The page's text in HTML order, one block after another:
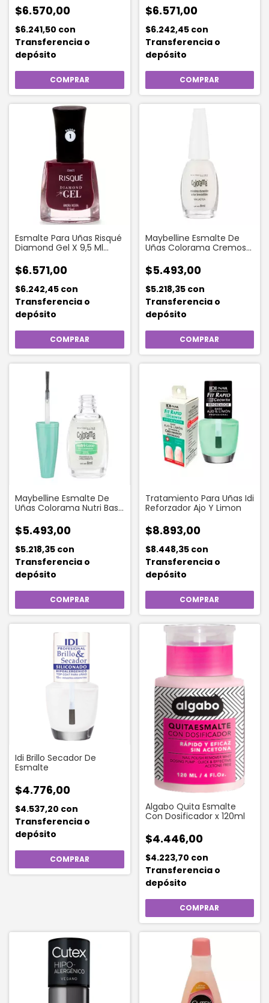
$6.570,00
$6.241,50 con
Transferencia o
depósito
$6.571,00
$6.242,45 con
Transferencia o
depósito
Esmalte Para Uñas Risqué
Diamond Gel X 9,5 Ml
$6.571,00
$6.242,45 con
Transferencia o
depósito
Maybelline Esmalte De
Uñas Colorama Cremoso
$5.493,00
$5.218,35 con
Transferencia o
depósito
Maybelline Esmalte De
Uñas Colorama Nutri Base
$5.493,00
$5.218,35 con
Transferencia o
depósito
Tratamiento Para Uñas Idi
Reforzador Ajo Y Limon
$8.893,00
$8.448,35 con
Transferencia o
depósito
Idi Brillo Secador De
Esmalte
$4.776,00
$4.537,20 con
Transferencia o
depósito
Algabo Quita Esmalte
Con Dosificador x 120ml
$4.446,00
$4.223,70 con
Transferencia o
depósito